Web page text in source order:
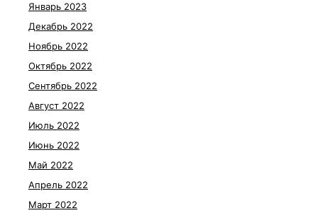
Январь 2023
Декабрь 2022
Ноябрь 2022
Октябрь 2022
Сентябрь 2022
Август 2022
Июль 2022
Июнь 2022
Май 2022
Апрель 2022
Март 2022